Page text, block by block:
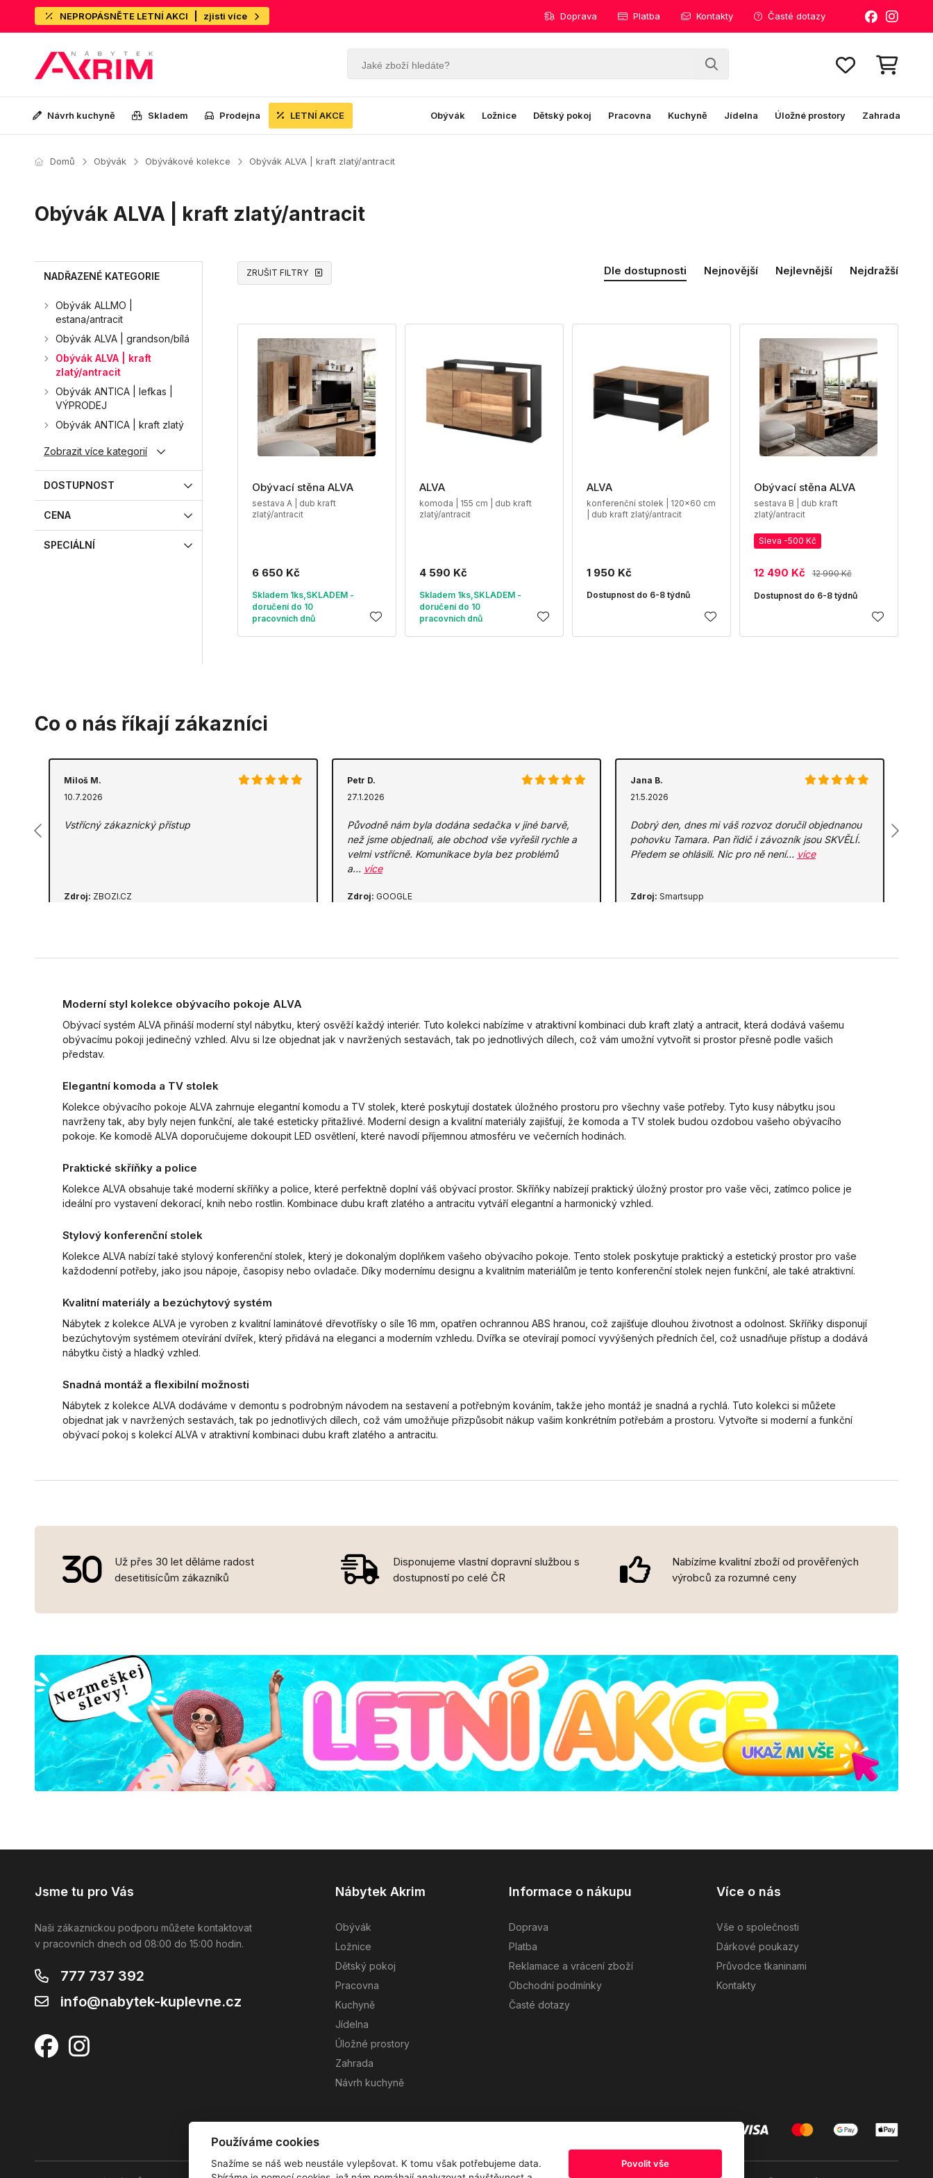
NEPROPÁSNĚTE LETNÍ AKCI zjisti více Doprava Platba Kontakty Časté dotazy
Návrh kuchyně Skladem Prodejna LETNÍ AKCE Obývák Ložnice Dětský pokoj Pracovna Kuchyně Jídelna Úložné prostory Zahrada
Domů Obývák Obývákové kolekce Obývák ALVA | kraft zlatý/antracit
Obývák ALVA | kraft zlatý/antracit
NADŘAZENÉ KATEGORIE
Obývák ALLMO |
estana/antracit
Obývák ALVA | grandson/bílá
Obývák ALVA | kraft
zlatý/antracit
Obývák ANTICA | lefkas |
VÝPRODEJ
Obývák ANTICA | kraft zlatý
Zobrazit více kategorií
DOSTUPNOST
CENA
SPECIÁLNÍ
Dle dostupnosti Nejnovější Nejlevnější Nejdražší
ZRUŠIT FILTRY
Obývací stěna ALVA
sestava A | dub kraft
zlatý/antracit
6 650 Kč
Skladem 1ks,SKLADEM -
doručení do 10
pracovních dnů
ALVA
komoda | 155 cm | dub kraft
zlatý/antracit
4 590 Kč
Skladem 1ks,SKLADEM -
doručení do 10
pracovních dnů
ALVA
konferenční stolek | 120x60 cm
| dub kraft zlatý/antracit
1 950 Kč
Dostupnost do 6-8 týdnů
Obývací stěna ALVA
sestava B | dub kraft
zlatý/antracit
Sleva -500 Kč
12 490 Kč 12 990 Kč
Dostupnost do 6-8 týdnů
Co o nás říkají zákazníci
Miloš M.
10.7.2026
Vstřícný zákaznický přístup
Zdroj: ZBOZI.CZ
Petr D.
27.1.2026
Původně nám byla dodána sedačka v jiné barvě,
než jsme objednali, ale obchod vše vyřešil rychle a
velmi vstřícně. Komunikace byla bez problémů
a… více
Zdroj: GOOGLE
Jana B.
21.5.2026
Dobrý den, dnes mi váš rozvoz doručil objednanou
pohovku Tamara. Pan řidič i závozník jsou SKVĚLÍ.
Předem se ohlásili. Nic pro ně není… více
Zdroj: Smartsupp
Moderní styl kolekce obývacího pokoje ALVA
Obývací systém ALVA přináší moderní styl nábytku, který osvěží každý interiér. Tuto kolekci nabízíme v atraktivní kombinaci dub kraft zlatý a antracit, která dodává vašemu
obývacímu pokoji jedinečný vzhled. Alvu si lze objednat jak v navržených sestavách, tak po jednotlivých dílech, což vám umožní vytvořit si prostor přesně podle vašich
představ.
Elegantní komoda a TV stolek
Kolekce obývacího pokoje ALVA zahrnuje elegantní komodu a TV stolek, které poskytují dostatek úložného prostoru pro všechny vaše potřeby. Tyto kusy nábytku jsou
navrženy tak, aby byly nejen funkční, ale také esteticky přitažlivé. Moderní design a kvalitní materiály zajišťují, že komoda a TV stolek budou ozdobou vašeho obývacího
pokoje. Ke komodě ALVA doporučujeme dokoupit LED osvětlení, které navodí příjemnou atmosféru ve večerních hodinách.
Praktické skříňky a police
Kolekce ALVA obsahuje také moderní skříňky a police, které perfektně doplní váš obývací prostor. Skříňky nabízejí praktický úložný prostor pro vaše věci, zatímco police je
ideální pro vystavení dekorací, knih nebo rostlin. Kombinace dubu kraft zlatého a antracitu vytváří elegantní a harmonický vzhled.
Stylový konferenční stolek
Kolekce ALVA nabízí také stylový konferenční stolek, který je dokonalým doplňkem vašeho obývacího pokoje. Tento stolek poskytuje praktický a estetický prostor pro vaše
každodenní potřeby, jako jsou nápoje, časopisy nebo ovladače. Díky modernímu designu a kvalitním materiálům je tento konferenční stolek nejen funkční, ale také atraktivní.
Kvalitní materiály a bezúchytový systém
Nábytek z kolekce ALVA je vyroben z kvalitní laminátové dřevotřísky o síle 16 mm, opatřen ochrannou ABS hranou, což zajišťuje dlouhou životnost a odolnost. Skříňky disponují
bezúchytovým systémem otevírání dvířek, který přidává na eleganci a moderním vzhledu. Dvířka se otevírají pomocí vyvýšených předních čel, což usnadňuje přístup a dodává
nábytku čistý a hladký vzhled.
Snadná montáž a flexibilní možnosti
Nábytek z kolekce ALVA dodáváme v demontu s podrobným návodem na sestavení a potřebným kováním, takže jeho montáž je snadná a rychlá. Tuto kolekci si můžete
objednat jak v navržených sestavách, tak po jednotlivých dílech, což vám umožňuje přizpůsobit nákup vašim konkrétním potřebám a prostoru. Vytvořte si moderní a funkční
obývací pokoj s kolekcí ALVA v atraktivní kombinaci dubu kraft zlatého a antracitu.
Už přes 30 let děláme radost
desetitisícům zákazníků
Disponujeme vlastní dopravní službou s
dostupností po celé ČR
Nabízíme kvalitní zboží od prověřených
výrobců za rozumné ceny
Jsme tu pro Vás
Naši zákaznickou podporu můžete kontaktovat
v pracovních dnech od 08:00 do 15:00 hodin.
777 737 392
info@nabytek-kuplevne.cz
Nábytek Akrim
Obývák
Ložnice
Dětský pokoj
Pracovna
Kuchyně
Jídelna
Úložné prostory
Zahrada
Návrh kuchyně
Informace o nákupu
Doprava
Platba
Reklamace a vrácení zboží
Obchodní podmínky
Časté dotazy
Více o nás
Vše o společnosti
Dárkové poukazy
Průvodce tkaninami
Kontakty
Používáme cookies
Snažíme se náš web neustále vylepšovat. K tomu však potřebujeme data.
Povolit vše